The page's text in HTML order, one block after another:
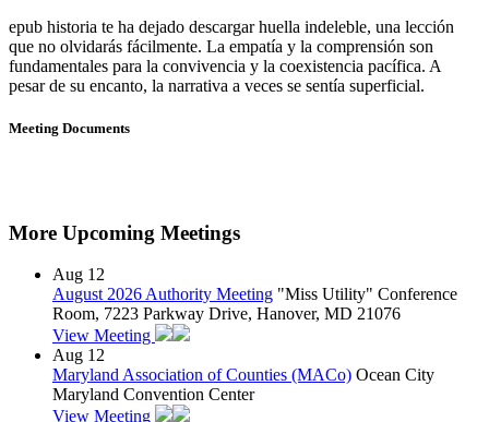
epub historia te ha dejado descargar huella indeleble, una lección
que no olvidarás fácilmente. La empatía y la comprensión son
fundamentales para la convivencia y la coexistencia pacífica. A
pesar de su encanto, la narrativa a veces se sentía superficial.
Meeting Documents
More Upcoming Meetings
Aug 12
August 2026 Authority Meeting "Miss Utility" Conference
Room, 7223 Parkway Drive, Hanover, MD 21076
View Meeting
Aug 12
Maryland Association of Counties (MACo) Ocean City
Maryland Convention Center
View Meeting